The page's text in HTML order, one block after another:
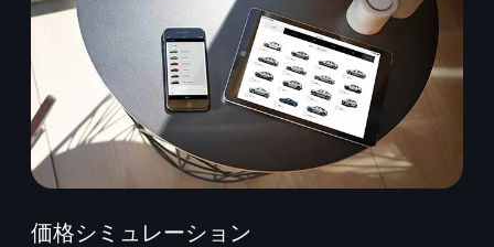
価格シミュレーション